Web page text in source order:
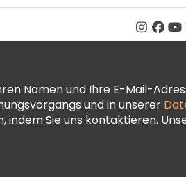
Namen und Ihre E-Mail-
und in unserer
Sie uns kontaktieren.